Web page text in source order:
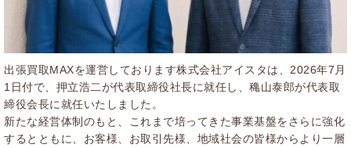
出張買取MAXを運営しております株式会社アイスタは、2026年7月
1日付で、押立浩二が代表取締役社長に就任し、穐山泰郎が代表取
締役会長に就任いたしました。
新たな経営体制のもと、これまで培ってきた事業基盤をさらに強化
するとともに、お客様、お取引先様、地域社会の皆様からより一層